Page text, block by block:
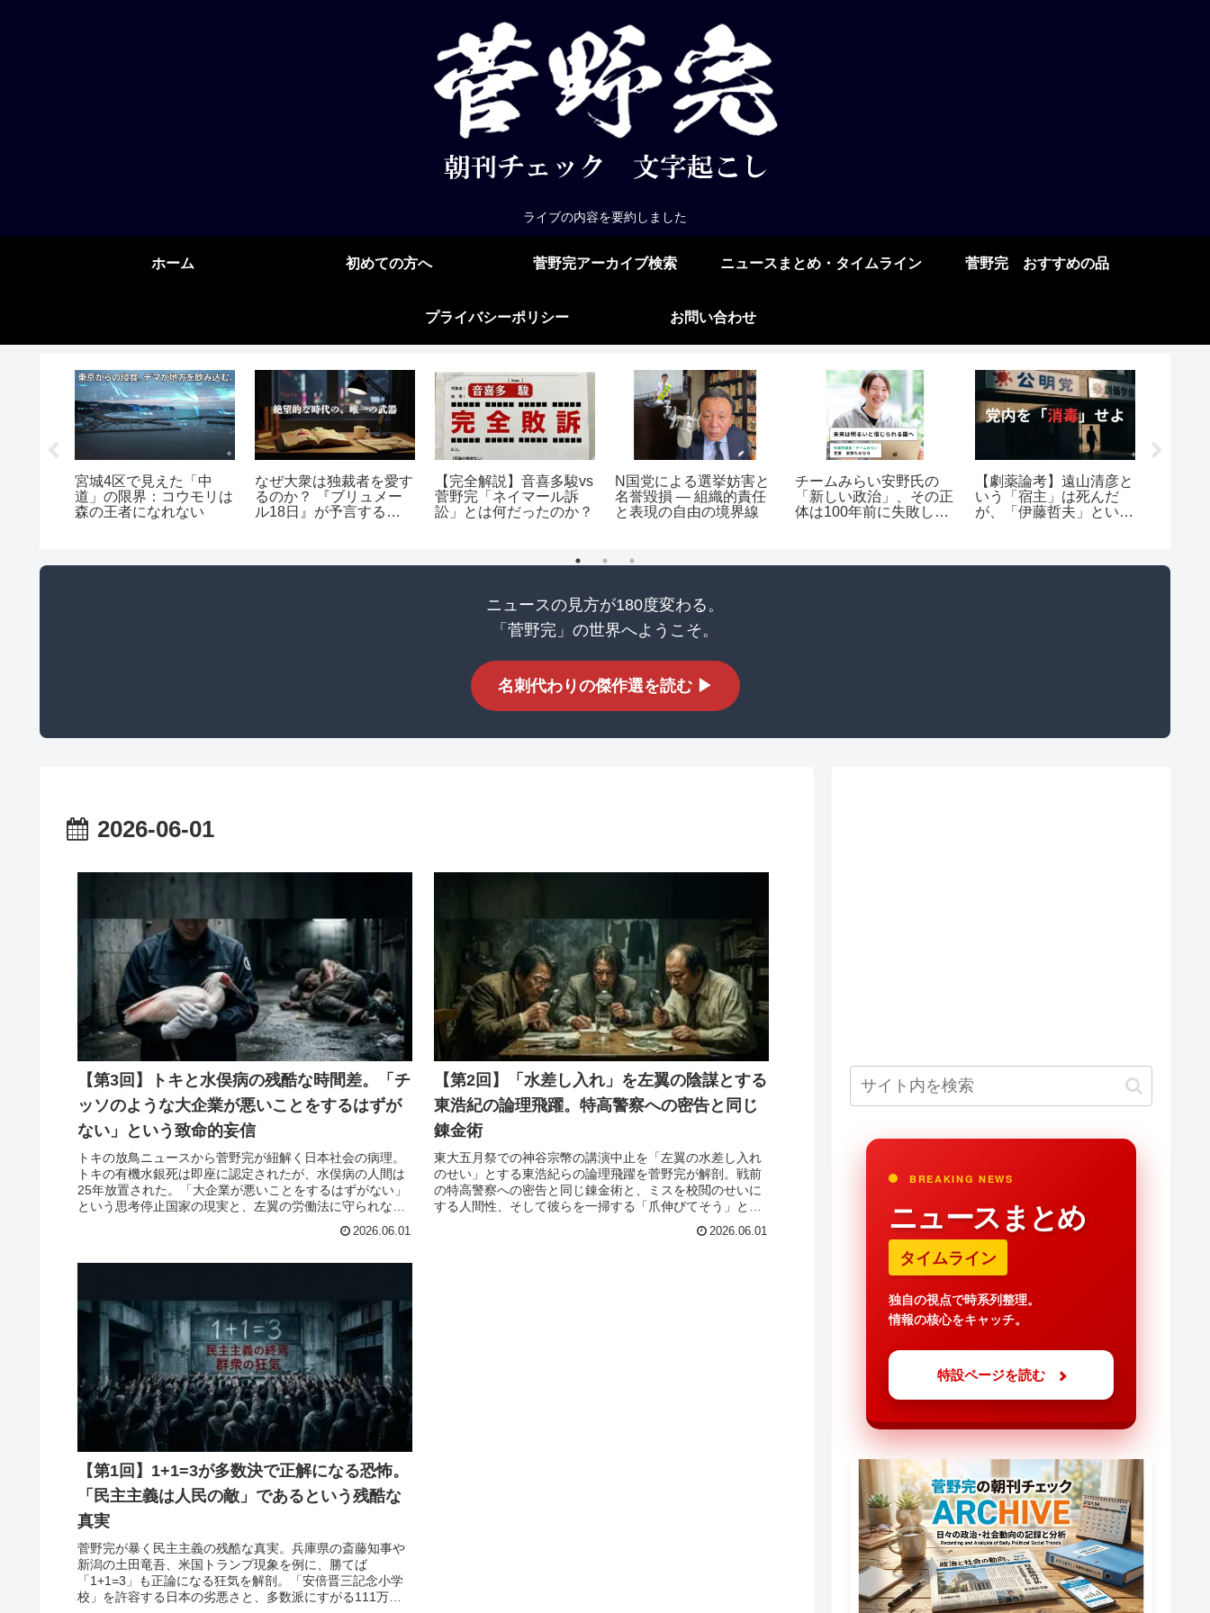
ライブの内容を要約しました
ホーム 初めての方へ 菅野完アーカイブ検索 ニュースまとめ・タイムライン 菅野完 おすすめの品
プライバシーポリシー お問い合わせ
宮城4区で見えた「中
道」の限界：コウモリは
森の王者になれない
なぜ大衆は独裁者を愛す
るのか？ 『ブリュメー
ル18日』が予言する現
【完全解説】音喜多駿vs
菅野完「ネイマール訴
訟」とは何だったのか？
N国党による選挙妨害と
名誉毀損 ― 組織的責任
と表現の自由の境界線
チームみらい安野氏の
「新しい政治」、その正
体は100年前に失敗した
【劇薬論考】遠山清彦と
いう「宿主」は死んだ
が、「伊藤哲夫」という
ニュースの見方が180度変わる。
「菅野完」の世界へようこそ。
名刺代わりの傑作選を読む ▶
2026-06-01
【第3回】トキと水俣病の残酷な時間差。「チ
ッソのような大企業が悪いことをするはずが
ない」という致命的妄信
トキの放鳥ニュースから菅野完が紐解く日本社会の病理。
トキの有機水銀死は即座に認定されたが、水俣病の人間は
25年放置された。「大企業が悪いことをするはずがない」
という思考停止国家の現実と、左翼の労働法に守られなが
2026.06.01
【第2回】「水差し入れ」を左翼の陰謀とする
東浩紀の論理飛躍。特高警察への密告と同じ
錬金術
東大五月祭での神谷宗幣の講演中止を「左翼の水差し入れ
のせい」とする東浩紀らの論理飛躍を菅野完が解剖。戦前
の特高警察への密告と同じ錬金術と、ミスを校閲のせいに
する人間性、そして彼らを一掃する「爪伸びてそう」とい
2026.06.01
【第1回】1+1=3が多数決で正解になる恐怖。
「民主主義は人民の敵」であるという残酷な
真実
菅野完が暴く民主主義の残酷な真実。兵庫県の斎藤知事や
新潟の土田竜吾、米国トランプ現象を例に、勝てば
「1+1=3」も正論になる狂気を解剖。「安倍晋三記念小学
校」を許容する日本の劣悪さと、多数派にすがる111万人
BREAKING NEWS
ニュースまとめ
タイムライン
独自の視点で時系列整理。
情報の核心をキャッチ。
特設ページを読む